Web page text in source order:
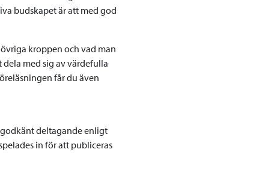
budskapet är att med god
kroppen och vad man
med sig av värdefulla
får du även
deltagande enligt
in för att publiceras